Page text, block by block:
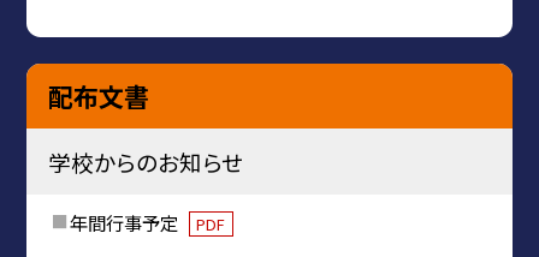
配布文書
学校からのお知らせ
年間行事予定 PDF